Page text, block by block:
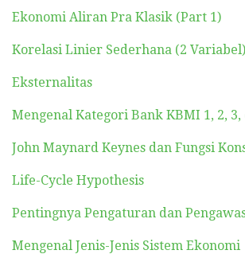
Ekonomi Aliran Pra Klasik (Part 1)
Korelasi Linier Sederhana (2 Variabel)
Eksternalitas
Mengenal Kategori Bank KBMI 1, 2, 3,
John Maynard Keynes dan Fungsi
Life-Cycle Hypothesis
Pentingnya Pengaturan dan
Mengenal Jenis-Jenis Sistem Ekonomi